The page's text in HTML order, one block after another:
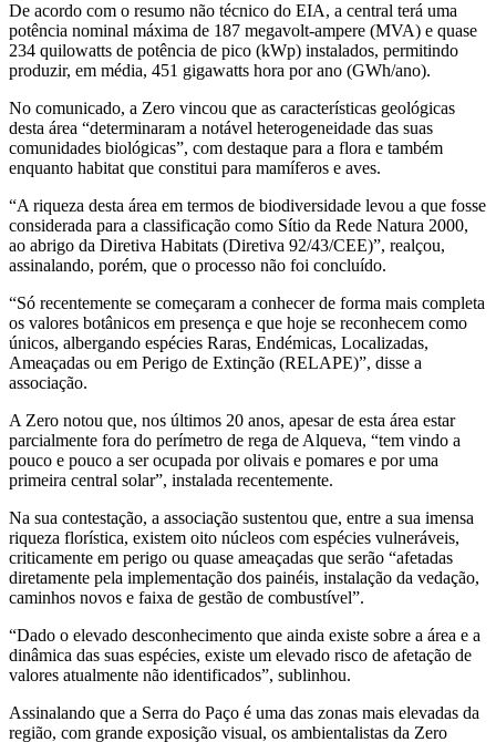
De acordo com o resumo não técnico do EIA, a central terá uma
potência nominal máxima de 187 megavolt-ampere (MVA) e quase
234 quilowatts de potência de pico (kWp) instalados, permitindo
produzir, em média, 451 gigawatts hora por ano (GWh/ano).
No comunicado, a Zero vincou que as características geológicas
desta área “determinaram a notável heterogeneidade das suas
comunidades biológicas”, com destaque para a flora e também
enquanto habitat que constitui para mamíferos e aves.
“A riqueza desta área em termos de biodiversidade levou a que fosse
considerada para a classificação como Sítio da Rede Natura 2000,
ao abrigo da Diretiva Habitats (Diretiva 92/43/CEE)”, realçou,
assinalando, porém, que o processo não foi concluído.
“Só recentemente se começaram a conhecer de forma mais completa
os valores botânicos em presença e que hoje se reconhecem como
únicos, albergando espécies Raras, Endémicas, Localizadas,
Ameaçadas ou em Perigo de Extinção (RELAPE)”, disse a
associação.
A Zero notou que, nos últimos 20 anos, apesar de esta área estar
parcialmente fora do perímetro de rega de Alqueva, “tem vindo a
pouco e pouco a ser ocupada por olivais e pomares e por uma
primeira central solar”, instalada recentemente.
Na sua contestação, a associação sustentou que, entre a sua imensa
riqueza florística, existem oito núcleos com espécies vulneráveis,
criticamente em perigo ou quase ameaçadas que serão “afetadas
diretamente pela implementação dos painéis, instalação da vedação,
caminhos novos e faixa de gestão de combustível”.
“Dado o elevado desconhecimento que ainda existe sobre a área e a
dinâmica das suas espécies, existe um elevado risco de afetação de
valores atualmente não identificados”, sublinhou.
Assinalando que a Serra do Paço é uma das zonas mais elevadas da
região, com grande exposição visual, os ambientalistas da Zero